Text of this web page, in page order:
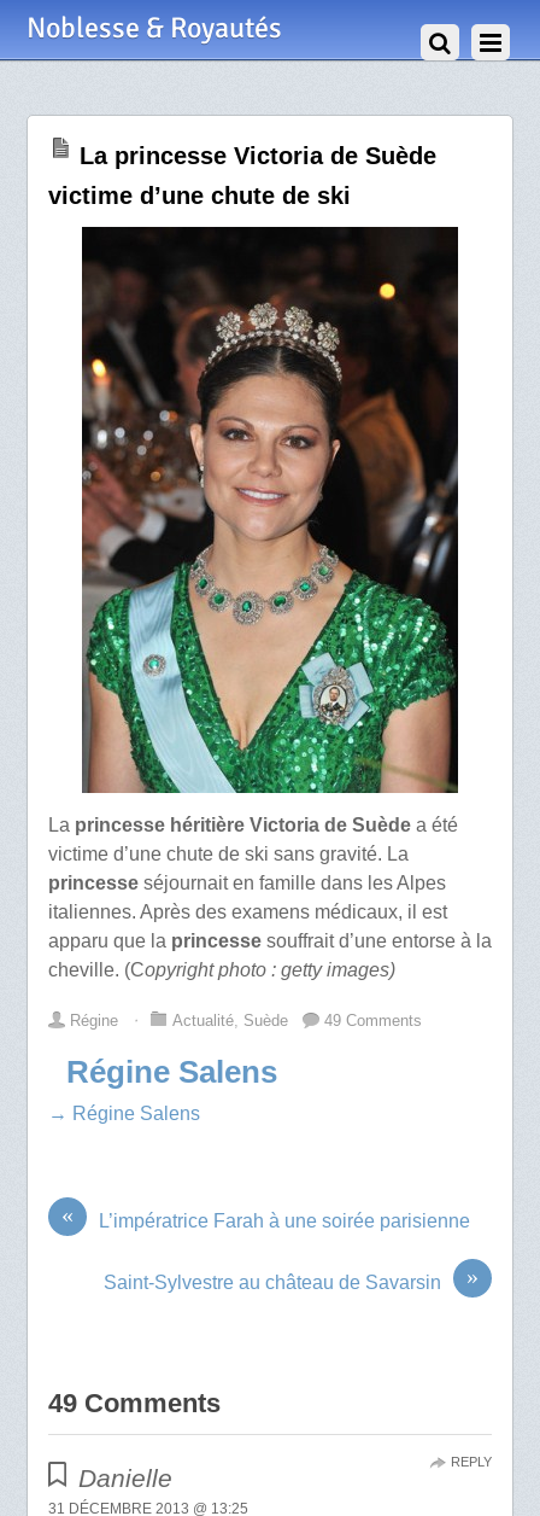
Noblesse & Royautés
La princesse Victoria de Suède
victime d’une chute de ski
La princesse héritière Victoria de Suèdea été
victime d’une chute de ski sans gravité. La
princesseséjournait en famille dans les Alpes
italiennes. Après des examens médicaux, il est
apparu que la princessesouffrait d’une entorse à la
cheville. (Copyright photo : getty images)
Régine ⋅ Actualité, Suède 49 Comments
Régine Salens
→ Régine Salens
« L’impératrice Farah à une soirée parisienne
»
Saint-Sylvestre au château de Savarsin
49 Comments
Danielle
31 DÉCEMBRE 2013 @ 13:25
REPLY